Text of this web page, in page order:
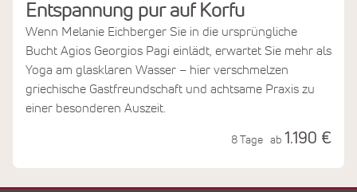
Entspannung pur auf Korfu
Wenn Melanie Eichberger Sie in die ursprüngliche
Bucht Agios Georgios Pagi einlädt, erwartet Sie mehr als
Yoga am glasklaren Wasser – hier verschmelzen
griechische Gastfreundschaft und achtsame Praxis zu
einer besonderen Auszeit.
8 Tage ab 1.190 €